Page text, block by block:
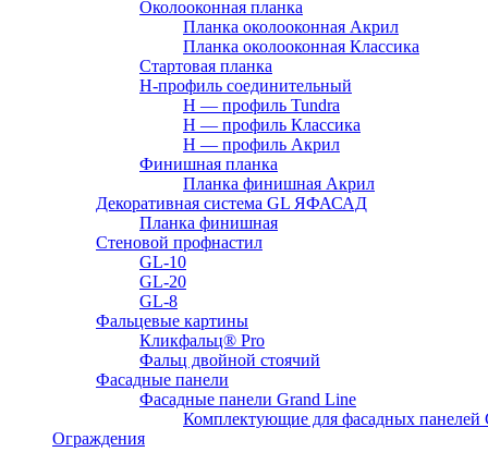
Околооконная планка
Планка околооконная Акрил
Планка околооконная Классика
Стартовая планка
H-профиль соединительный
Н — профиль Tundra
H — профиль Классика
Н — профиль Акрил
Финишная планка
Планка финишная Акрил
Декоративная система GL ЯФАСАД
Планка финишная
Стеновой профнастил
GL-10
GL-20
GL-8
Фальцевые картины
Кликфальц® Pro
Фальц двoйной стоячий
Фасадные панели
Фасадные панели Grand Line
Комплектующие для фасадных панелей
Ограждения